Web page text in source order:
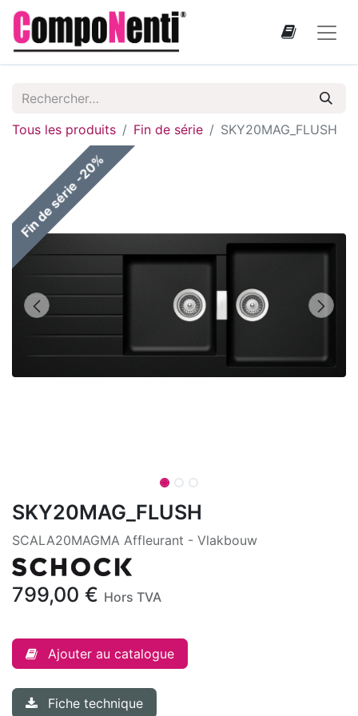
Tous les produits Fin de série SKY20MAG_FLUSH
Fin de série -20%
SKY20MAG_FLUSH
SCALA20MAGMA Affleurant - Vlakbouw
799,00 € Hors TVA
Ajouter au catalogue
Fiche technique